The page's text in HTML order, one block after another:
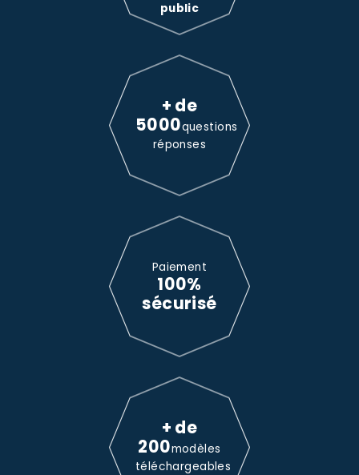
public
+ de
5000questions
réponses
Paiement
100%
sécurisé
+ de
200modèles
téléchargeables